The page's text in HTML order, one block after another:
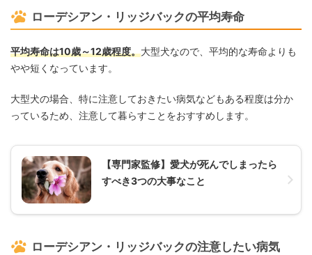
ローデシアン・リッジバックの平均寿命
平均寿命は10歳～12歳程度。大型犬なので、平均的な寿命よりも
やや短くなっています。
大型犬の場合、特に注意しておきたい病気などもある程度は分か
っているため、注意して暮らすことをおすすめします。
【専門家監修】愛犬が死んでしまったら
すべき3つの大事なこと
ローデシアン・リッジバックの注意したい病気